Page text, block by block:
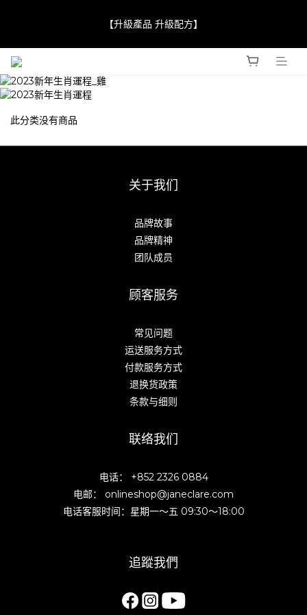
Award 勇奪金獎】
【升級產品 升級配方】
【JaneClare 康膚薈在iida Award Milan 2024 Professional
此分类没有商品
关于我们
品牌故事
品牌精神
团队成员
顾客服务
常见问题
运送服务方式
付款服务方式
退换货政策
条款与细则
联络我们
电话： +852 2326 0884
电邮： onlineshop@janeclare.com
电话客服时间：星期一～五 09:30～18:00
追蹤我們